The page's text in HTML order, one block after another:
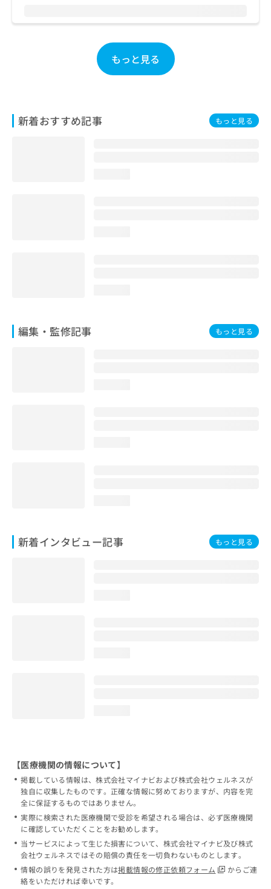
もっと見る
新着おすすめ記事 もっと見る
編集・監修記事 もっと見る
新着インタビュー記事 もっと見る
問
ら
【医療機関の情報について】
掲載している情報は、株式会社マイナビおよび株式会社ウェルネスが
独自に収集したものです。正確な情報に努めておりますが、内容を完
全に保証するものではありません。
実際に検索された医療機関で受診を希望される場合は、必ず医療機関
に確認していただくことをお勧めします。
当サービスによって生じた損害について、株式会社マイナビ及び株式
会社ウェルネスではその賠償の責任を一切負わないものとします。
情報の誤りを発見された方は掲載情報の修正依頼フォーム
からご連
絡をいただければ幸いです。